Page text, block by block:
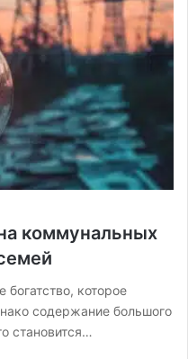
коммунальных
которое
содержание большого
становится…